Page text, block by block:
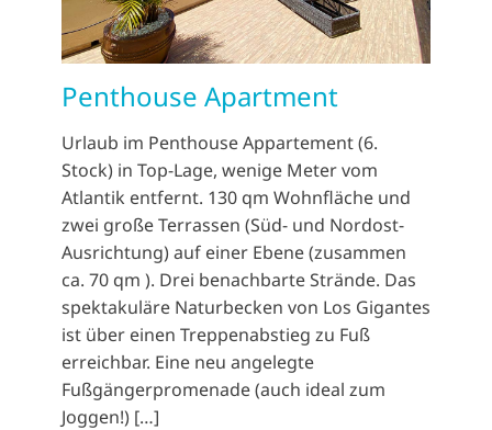
Penthouse Apartment
Urlaub im Penthouse Appartement (6.
Stock) in Top-Lage, wenige Meter vom
Atlantik entfernt. 130 qm Wohnfläche und
zwei große Terrassen (Süd- und Nordost-
Ausrichtung) auf einer Ebene (zusammen
ca. 70 qm ). Drei benachbarte Strände. Das
spektakuläre Naturbecken von Los Gigantes
ist über einen Treppenabstieg zu Fuß
erreichbar. Eine neu angelegte
Fußgängerpromenade (auch ideal zum
Joggen!) […]